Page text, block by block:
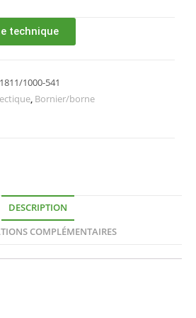
technique
1000-541
, Bornier/borne
DESCRIPTION
COMPLÉMENTAIRES